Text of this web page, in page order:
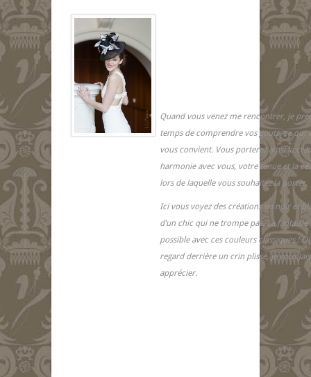
Quand vous venez me rencontrer, je
temps de comprendre vos gouts, ce qui
vous convient. Vous porterez ainsi la
harmonie avec vous, votre tenue et la
lors de laquelle vous souhaitez la porter.
Ici vous voyez des créations en noir et
d’un chic qui ne trompe pas. La fantaisie
possible avec ces couleurs classiques !
regard derrière un crin plissé, je vous
apprécier.